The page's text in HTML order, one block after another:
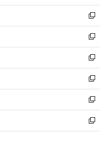
開
く
ウ
で
開
く
ン
ド
ウ
で
開
く
新
し
い
ウ
ィ
ン
ド
ウ
で
開
く
新
し
い
ウ
ィ
ン
ド
ウ
で
開
新
し
い
ウ
ィ
ン
ド
ウ
新
し
い
ウ
ィ
ン
新
し
い
ウ
新
し